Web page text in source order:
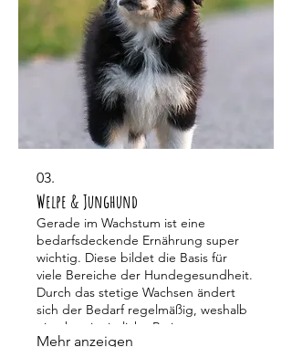
03.
Welpe & Junghund
Gerade im Wachstum ist eine
bedarfsdeckende Ernährung super
wichtig. Diese bildet die Basis für
viele Bereiche der Hundegesundheit.
Durch das stetige Wachsen ändert
sich der Bedarf regelmäßig, weshalb
eine kontinuierliche Rationsnapassung
Mehr anzeigen